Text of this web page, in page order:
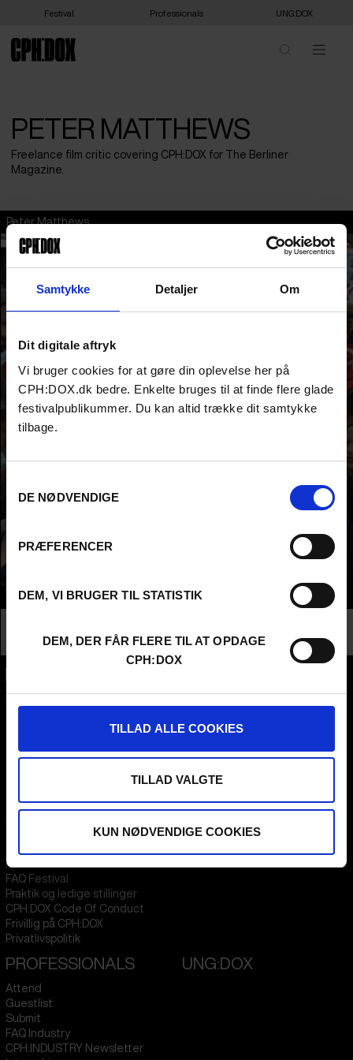
Samtykke Detaljer Om
Dit digitale aftryk
Vi bruger cookies for at gøre din oplevelse her på
CPH:DOX.dk bedre. Enkelte bruges til at finde flere glade
festivalpublikummer. Du kan altid trække dit samtykke
tilbage.
DE NØDVENDIGE
PRÆFERENCER
DEM, VI BRUGER TIL STATISTIK
DEM, DER FÅR FLERE TIL AT OPDAGE
CPH:DOX
TILLAD ALLE COOKIES
TILLAD VALGTE
KUN NØDVENDIGE COOKIES
Festival Professionals UNG:DOX
PETER MATTHEWS
Freelance film critic covering CPH:DOX for The Berliner
Magazine.
Peter Matthews
Info
Profession
Critic /Journalist
CPH:DOX
Flæsketorvet 60, 3s
Arkiv
FAQ Festival
Praktik og ledige stillinger
CPH:DOX Code Of Conduct
Frivillig på CPH:DOX
Privatlivspolitik
PARA:DOX
PROFESSIONALS
Attend
Guestlist
Submit
FAQ Industry
CPH:INDUSTRY Newsletter
UNG:DOX